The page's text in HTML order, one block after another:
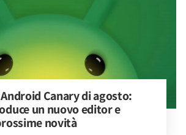
Canary di agosto:
un nuovo editor e
novità